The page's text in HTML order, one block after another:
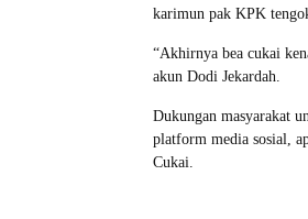
karimun pak KPK
“Akhirnya bea cukai
akun Dodi Jekardah.
Dukungan masyarakat
platform media sosial,
Cukai.